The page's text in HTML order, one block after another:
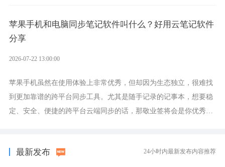
苹果手机和电脑同步笔记软件叫什么？好用云笔记软件
分享
2026-07-22 13:00:00
苹果手机虽然在使用体验上非常优秀，但却因为生态独立，很难找
到更加靠谱的跨平台同步工具。尤其是随手记录的记事本，想要稳
定、安全、便捷的跨平台云端同步的话，那敬业签将会是你优秀的
最新发布 24小时内最新发布内容推荐